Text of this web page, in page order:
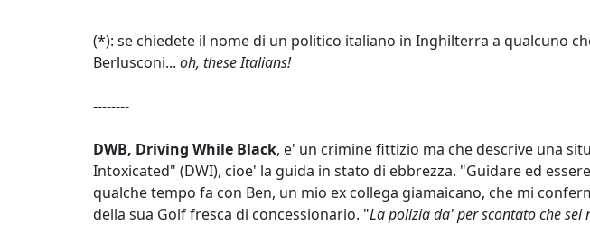
(*): se chiedete il nome di un politico italiano in Inghilterra a qualcuno
Berlusconi... oh, these Italians!
--------
DWB, Driving While Black, e' un crimine fittizio ma che descrive una
Intoxicated" (DWI), cioe' la guida in stato di ebbrezza. "Guidare ed
qualche tempo fa con Ben, un mio ex collega giamaicano, che mi
della sua Golf fresca di concessionario. "La polizia da' per scontato che